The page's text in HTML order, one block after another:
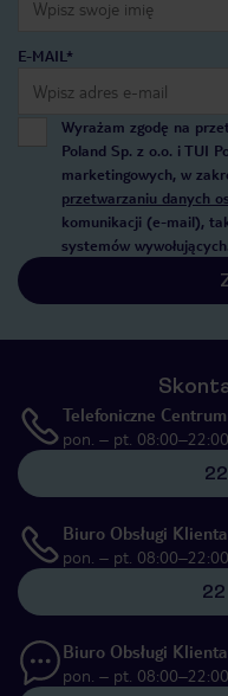
E-MAIL*
Wyrażam zgodę na
Poland Sp. z o.o. i TUI
marketingowych, w
przetwarzaniu danych
komunikacji (e-mail),
systemów wywołujących.
Telefoniczne
pon. – pt.
Biuro Obsługi Klienta
pon. – pt.
Biuro Obsługi Klienta
pon. – pt.